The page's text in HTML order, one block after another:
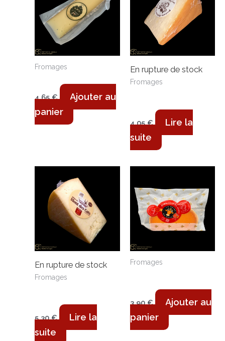
Fromages
4,65€
Ajouter au
panier
En rupture de stock
Fromages
4,05€
Lire la
suite
En rupture de stock
Fromages
5,30€
Lire la
suite
Fromages
3,90€
Ajouter au
panier